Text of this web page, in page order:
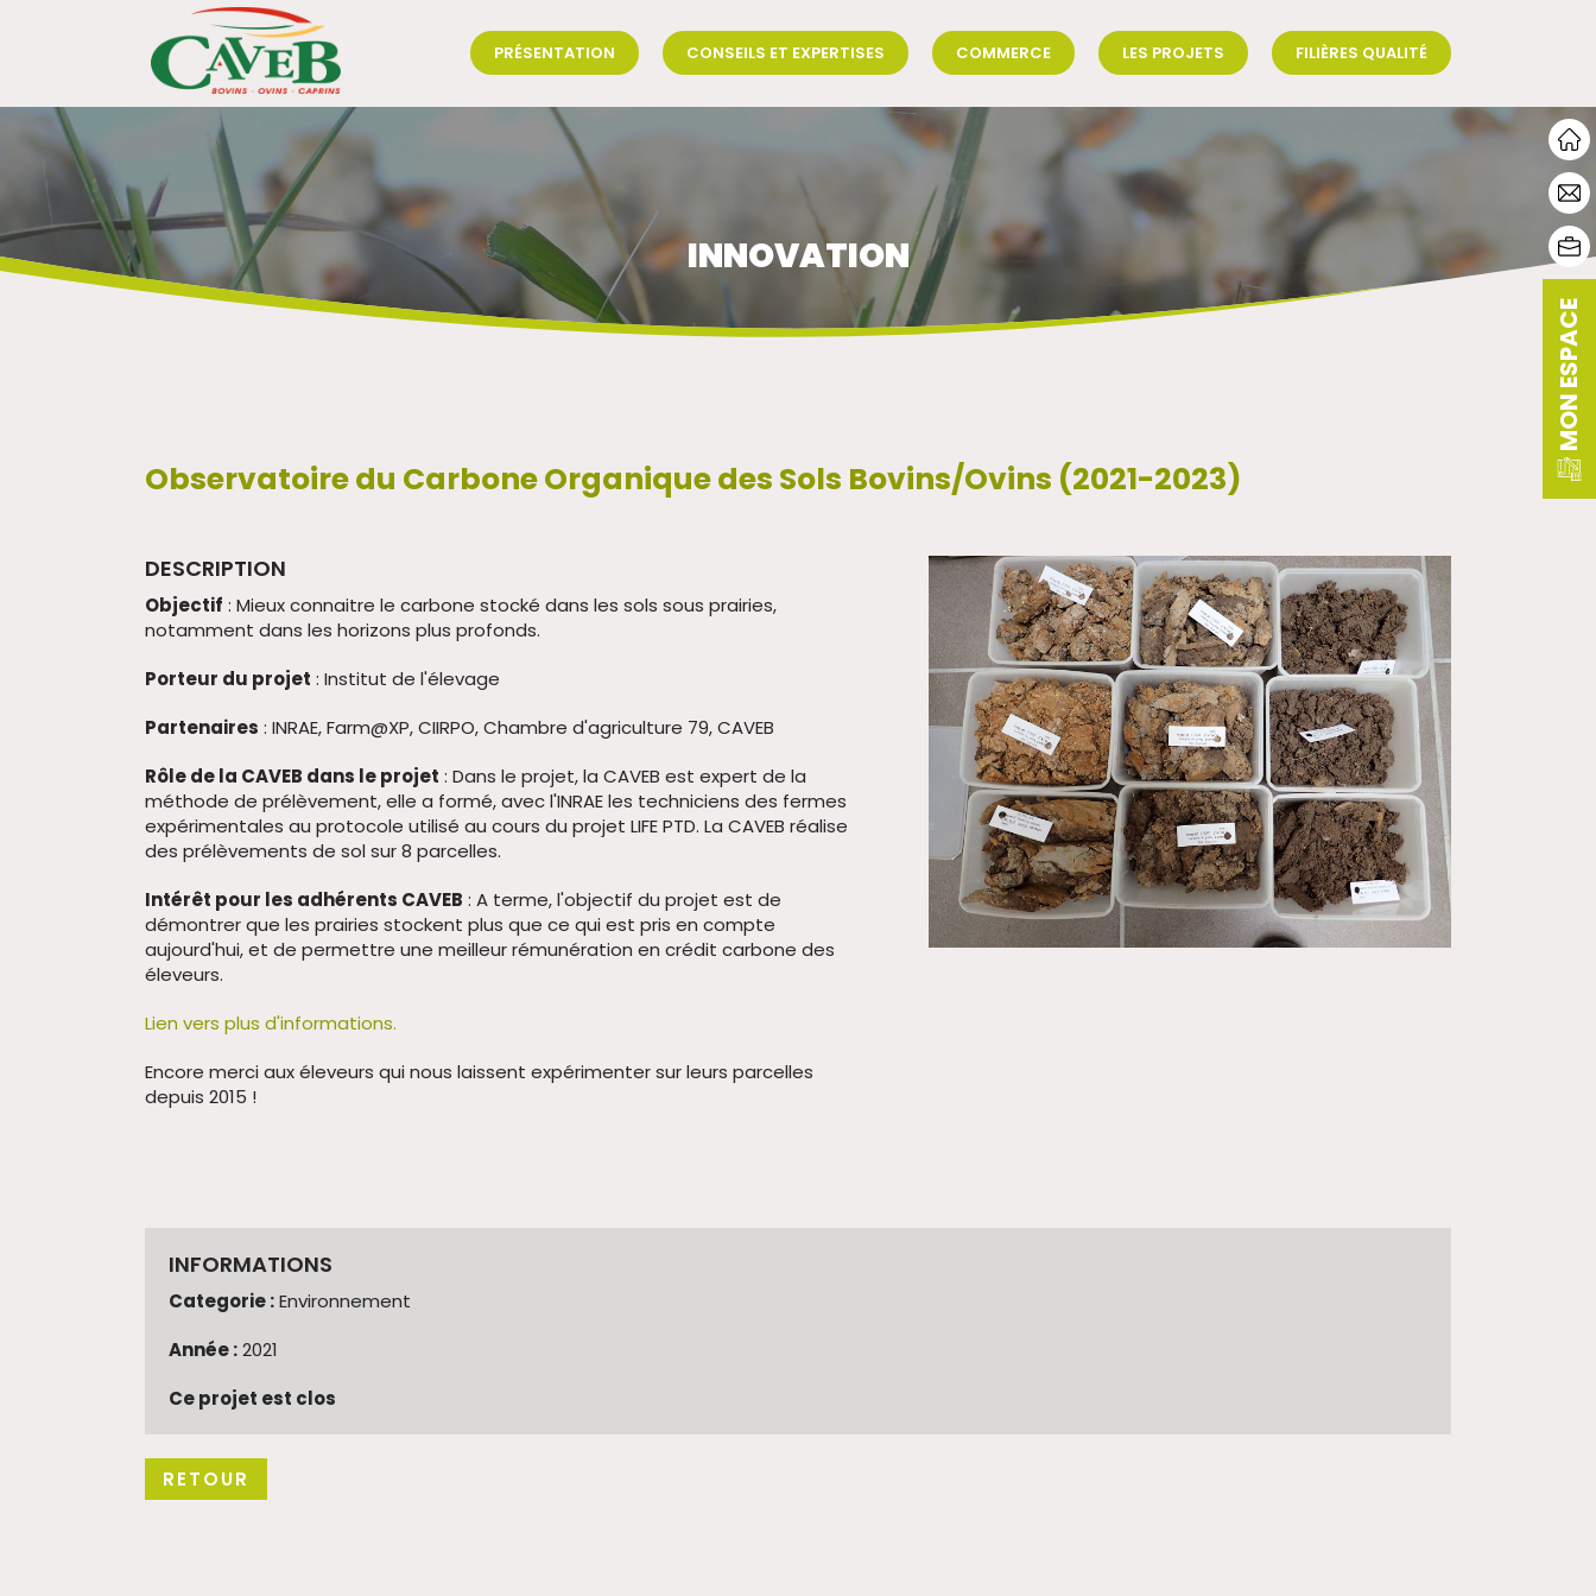
PRÉSENTATION CONSEILS ET EXPERTISES COMMERCE LES PROJETS FILIÈRES QUALITÉ
MON ESPACE
INNOVATION
Observatoire du Carbone Organique des Sols Bovins/Ovins (2021-2023)
DESCRIPTION
Objectif : Mieux connaitre le carbone stocké dans les sols sous prairies,
notamment dans les horizons plus profonds.
Porteur du projet : Institut de l'élevage
Partenaires : INRAE, Farm@XP, CIIRPO, Chambre d'agriculture 79, CAVEB
Rôle de la CAVEB dans le projet : Dans le projet, la CAVEB est expert de la
méthode de prélèvement, elle a formé, avec l'INRAE les techniciens des fermes
expérimentales au protocole utilisé au cours du projet LIFE PTD. La CAVEB réalise
des prélèvements de sol sur 8 parcelles.
Intérêt pour les adhérents CAVEB : A terme, l'objectif du projet est de
démontrer que les prairies stockent plus que ce qui est pris en compte
aujourd'hui, et de permettre une meilleur rémunération en crédit carbone des
éleveurs.
Lien vers plus d'informations.
Encore merci aux éleveurs qui nous laissent expérimenter sur leurs parcelles
depuis 2015 !
INFORMATIONS
Categorie :Environnement
Année :2021
Ce projet est clos
RETOUR